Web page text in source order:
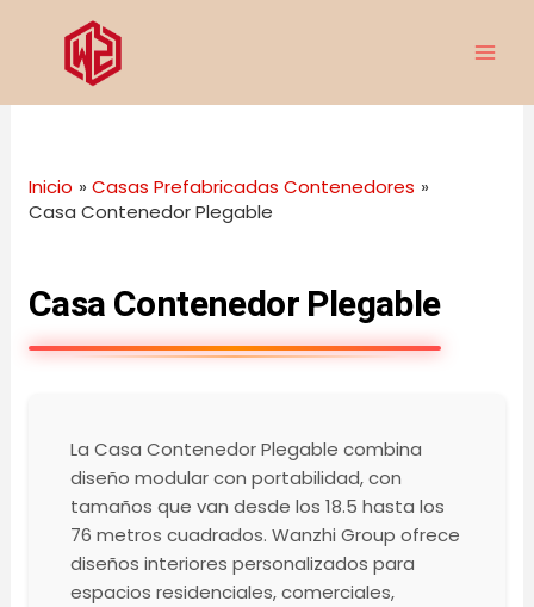
contenido
Inicio
Casas Prefabricadas Contenedores
Casa Contenedor Plegable
Casa Contenedor Plegable
La Casa Contenedor Plegable combina
diseño modular con portabilidad, con
tamaños que van desde los 18.5 hasta los
76 metros cuadrados. Wanzhi Group ofrece
diseños interiores personalizados para
espacios residenciales, comerciales,